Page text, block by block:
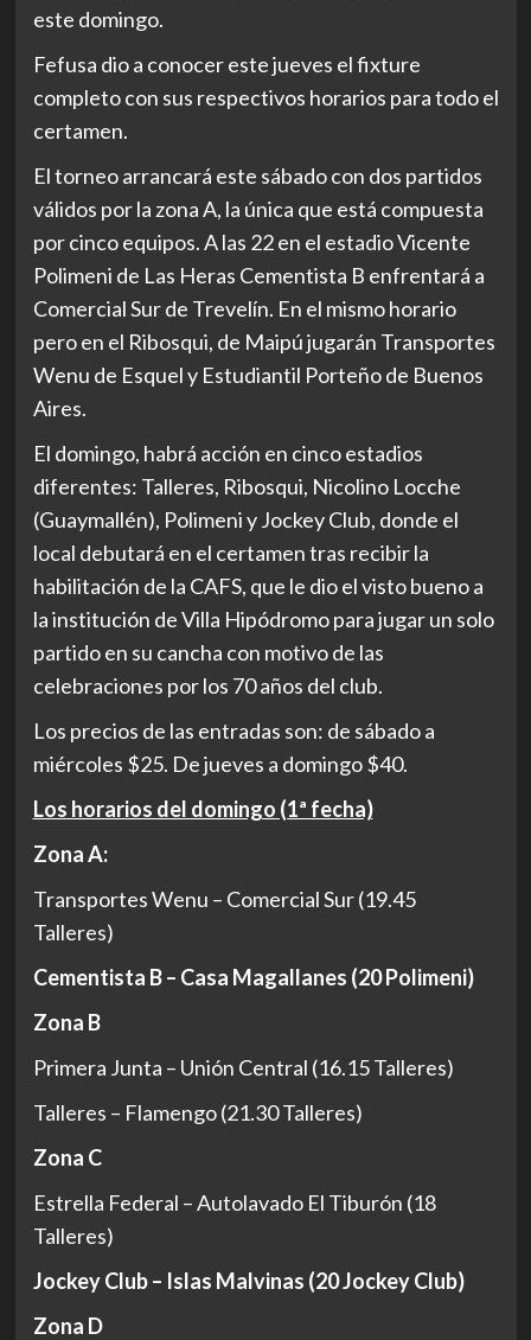
este domingo.
Fefusa dio a conocer este jueves el fixture
completo con sus respectivos horarios para todo el
certamen.
El torneo arrancará este sábado con dos partidos
válidos por la zona A, la única que está compuesta
por cinco equipos. A las 22 en el estadio Vicente
Polimeni de Las Heras Cementista B enfrentará a
Comercial Sur de Trevelín. En el mismo horario
pero en el Ribosqui, de Maipú jugarán Transportes
Wenu de Esquel y Estudiantil Porteño de Buenos
Aires.
El domingo, habrá acción en cinco estadios
diferentes: Talleres, Ribosqui, Nicolino Locche
(Guaymallén), Polimeni y Jockey Club, donde el
local debutará en el certamen tras recibir la
habilitación de la CAFS, que le dio el visto bueno a
la institución de Villa Hipódromo para jugar un solo
partido en su cancha con motivo de las
celebraciones por los 70 años del club.
Los precios de las entradas son: de sábado a
miércoles $25. De jueves a domingo $40.
Los horarios del domingo (1ª fecha)
Zona A:
Transportes Wenu – Comercial Sur (19.45
Talleres)
Cementista B – Casa Magallanes (20 Polimeni)
Zona B
Primera Junta – Unión Central (16.15 Talleres)
Talleres – Flamengo (21.30 Talleres)
Zona C
Estrella Federal – Autolavado El Tiburón (18
Talleres)
Jockey Club – Islas Malvinas (20 Jockey Club)
Zona D